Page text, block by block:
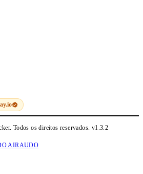
Todos os direitos reservados. v1.3.2
AIRAUDO